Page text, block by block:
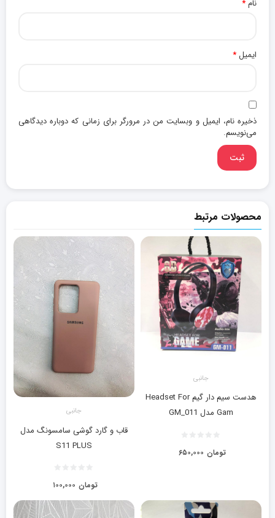
نام*
ایمیل*
ذخیره نام، ایمیل و وبسایت من در مرورگر برای زمانی که دوباره دیدگاهی
می‌نویسم.
محصولات مرتبط
جانبی
هدست سیم دار گیم Headset For
Gam مدل GM_011
۶۵۰,۰۰۰ تومان
جانبی
قاب و گارد گوشی سامسونگ مدل
S11 PLUS
۱۰۰,۰۰۰ تومان